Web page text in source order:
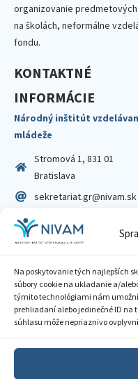
Na poskytovanie tých najlepších
súbory cookie na ukladanie a/
týmito technológiami nám
prehliadaní alebo jedinečné ID na
súhlasu môže nepriaznivo
organizovanie
na školách, neformálne
fondu.
KONTAKTNÉ
INFORMÁCIE
Národný inštitút
mládeže
Stromová 1, 831 01
Bratislava
sekretariat.gr@nivam.sk
IČO: 00164348
DIČ: 2020798714
Zásady